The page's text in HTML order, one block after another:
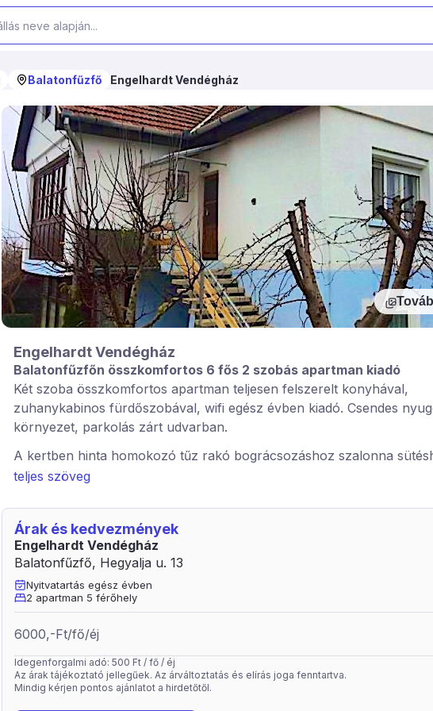
Balatonfűzfő Engelhardt Vendégház
Engelhardt Vendégház
Balatonfűzfőn összkomfortos 6 fős 2 szobás apartman kiadó
Két szoba összkomfortos apartman teljesen felszerelt konyhával,
zuhanykabinos fürdőszobával, wifi egész évben kiadó. Csendes
környezet, parkolás zárt udvarban.
A kertben hinta homokozó tűz rakó bográcsozáshoz szalonna
strand kettő kilométere van a szállástól ingyenes parkolóval.
büfénél is kedvezményt kapnak rá illetve az étteremben is.
Fő szezonban egy vagy két fő esetén apartman árat számolunk ami
forintnap. Gyermekek esetében egy évestől kettő éves korig fél ár,
kor felet teljes árat kérünk.
teljes szöveg
Árak és kedvezmények
Engelhardt Vendégház
Balatonfűzfő, Hegyalja u. 13
Nyitvatartás egész évben
2 apartman 5 férőhely
6000,-Ft/fő/éj
Idegenforgalmi adó: 500 Ft / fő / éj
Az árak tájékoztató jellegűek. Az árváltoztatás és elírás joga fenntartva.
Mindig kérjen pontos ajánlatot a hirdetőtől.